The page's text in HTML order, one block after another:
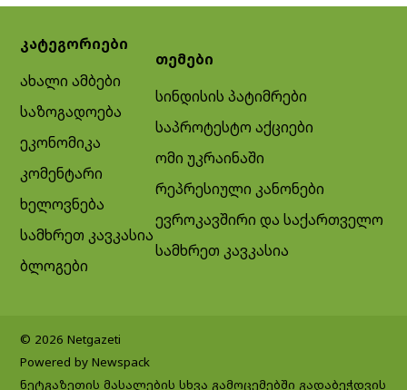
კატეგორიები
ახალი ამბები
საზოგადოება
ეკონომიკა
კომენტარი
ხელოვნება
სამხრეთ კავკასია
ბლოგები
თემები
სინდისის პატიმრები
საპროტესტო აქციები
ომი უკრაინაში
რეპრესიული კანონები
ევროკავშირი და საქართველო
სამხრეთ კავკასია
© 2026 Netgazeti
Powered by Newspack
ნეტგაზეთის მასალების სხვა გამოცემებში გადაბეჭდვის